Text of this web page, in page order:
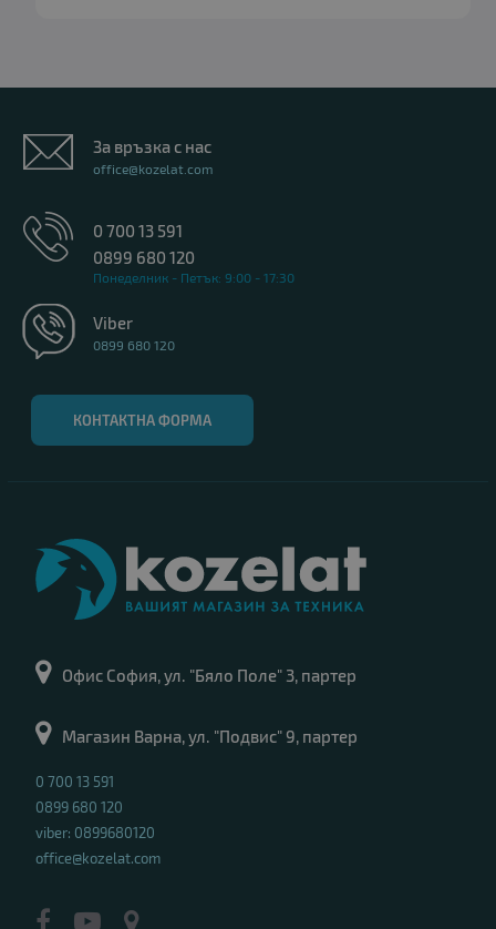
За връзка с нас
office@kozelat.com
0 700 13 591
0899 680 120
Понеделник - Петък: 9:00 - 17:30
Viber
0899 680 120
КОНТАКТНА ФОРМА
Офис София, ул. "Бяло Поле" 3, партер
Магазин Варна, ул. "Подвис" 9, партер
0 700 13 591
0899 680 120
viber: 0899680120
office@kozelat.com